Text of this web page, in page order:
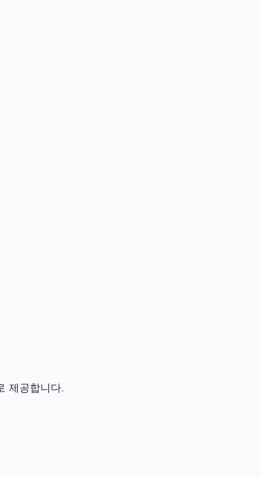
제공합니다.